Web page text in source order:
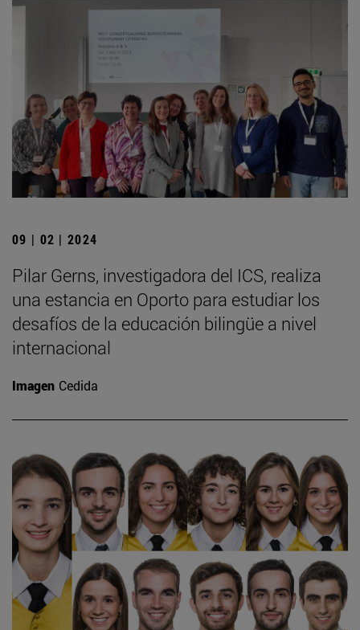
09 | 02 | 2024
Pilar Gerns, investigadora del ICS, realiza
una estancia en Oporto para estudiar los
desafíos de la educación bilingüe a nivel
internacional
Imagen Cedida